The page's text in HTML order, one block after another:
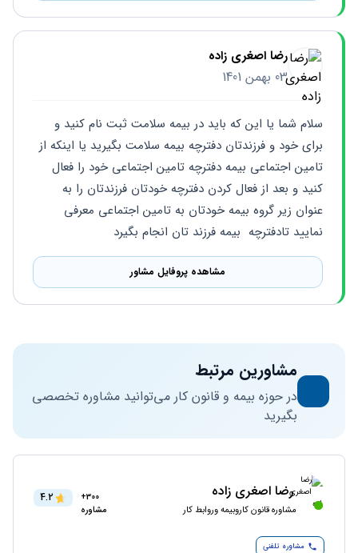
رضا اصغری زاده
03 بهمن 1401
نمایید تادفترچه  بیمه فرزند تان انجام بگیرد
مشاهده پروفایل مشاور
مشاورین مرتبط
در حوزه بیمه و قانون کار می‌توانید مشاوره تخصصی
بگیرید
رضا اصغری زاده
مشاوره قانون کاروبیمه وروابط کار
300+
مشاوره
4.2
مشاوره تلفنی